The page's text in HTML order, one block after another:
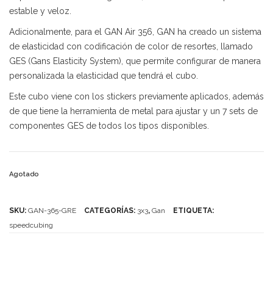
LanLan
Meffert’s
MoYu
ShengShou
The Valk
YanCheng
YuXin
estable y veloz.
Adicionalmente, para el GAN Air 356, GAN ha creado un sistema
de elasticidad con codificación de color de resortes, llamado
GES (Gans Elasticity System), que permite configurar de manera
personalizada la elasticidad que tendrá el cubo.
Este cubo viene con los stickers previamente aplicados, además
de que tiene la herramienta de metal para ajustar y un 7 sets de
componentes GES de todos los tipos disponibles.
Agotado
SKU: GAN-365-GRE CATEGORÍAS: 3x3, Gan
ETIQUETA:
speedcubing